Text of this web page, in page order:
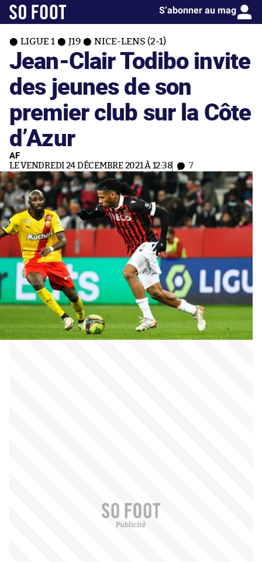
S’abonner au mag
LIGUE 1 J19 NICE-LENS (2-1)
Jean-Clair Todibo invite
des jeunes de son
premier club sur la Côte
d’Azur
AF
LE VENDREDI 24 DÉCEMBRE 2021 À 12:38 7